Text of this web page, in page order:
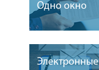
Одно окно
Электронные